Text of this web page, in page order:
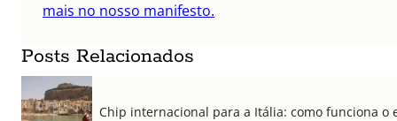
mais no nosso manifesto.
Posts Relacionados
Chip internacional para a Itália: como funciona o